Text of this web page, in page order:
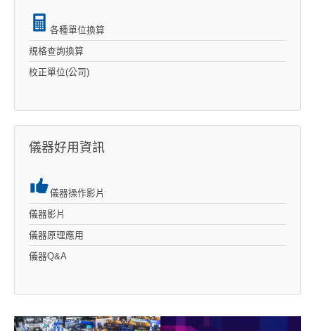
各種單位換算
規格查詢換算
校正單位(公司)
儀器好用資訊
儀器操作影片
儀器影片
儀器原理應用
儀器Q&A